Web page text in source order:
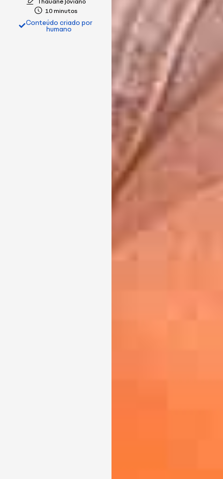
10 minutos
Conteúdo criado por
humano